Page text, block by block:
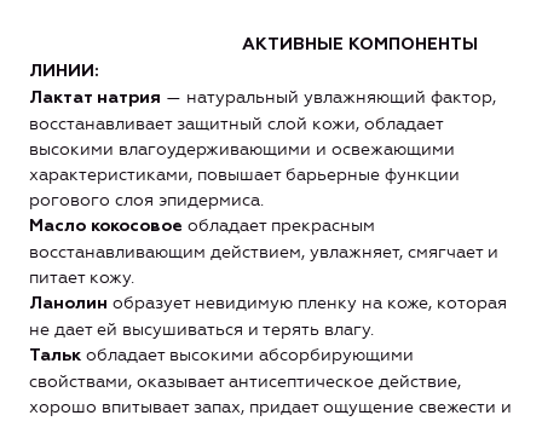
АКТИВНЫЕ КОМПОНЕНТЫ
ЛИНИИ:
Лактат натрия — натуральный увлажняющий фактор,
восстанавливает защитный слой кожи, обладает
высокими влагоудерживающими и освежающими
характеристиками, повышает барьерные функции
рогового слоя эпидермиса.
Масло кокосовое обладает прекрасным
восстанавливающим действием, увлажняет, смягчает и
питает кожу.
Ланолин образует невидимую пленку на коже, которая
не дает ей высушиваться и терять влагу.
Тальк обладает высокими абсорбирующими
свойствами, оказывает антисептическое действие,
хорошо впитывает запах, придает ощущение свежести и